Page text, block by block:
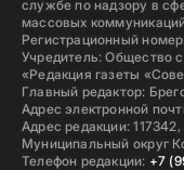
службе по надзору в
массовых
Регистрационный
Учредитель: Общество
«Редакция газеты
Главный редактор:
Адрес электронной
Адрес редакции:
Муниципальный округ
Телефон редакции: +7